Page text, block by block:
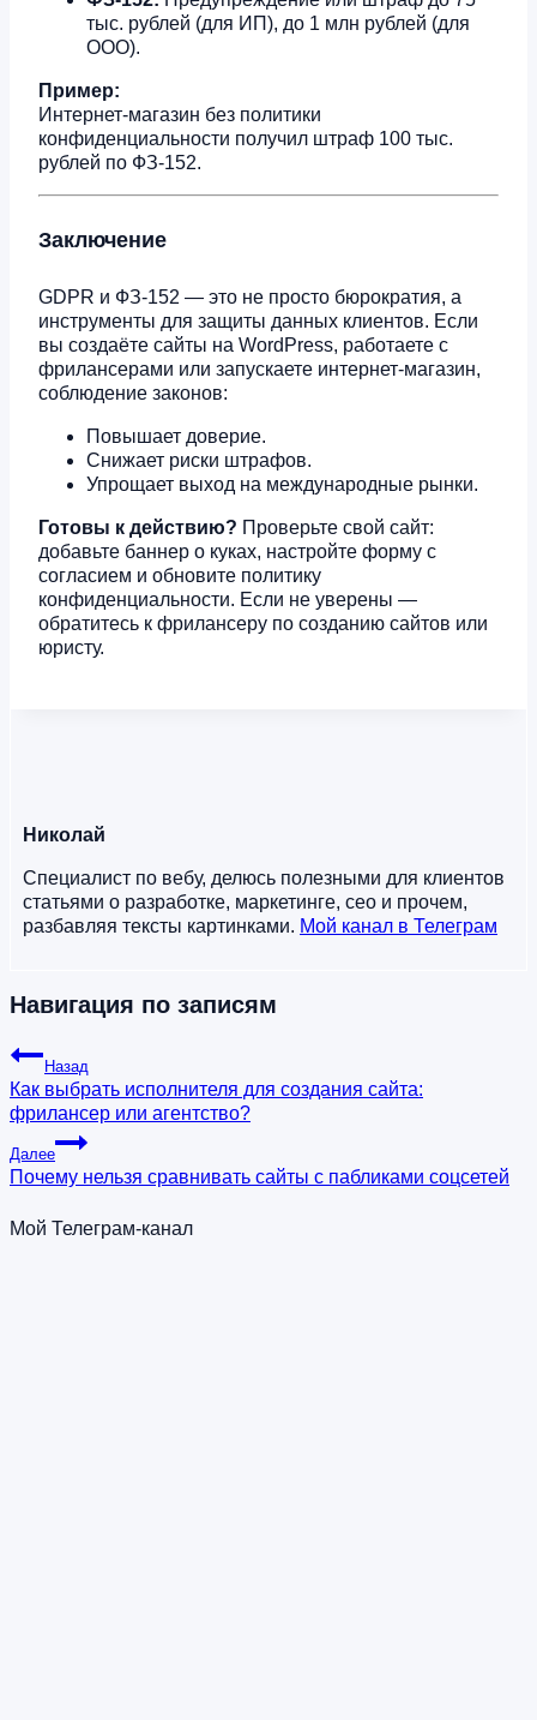
тыс. рублей (для ИП), до 1 млн рублей (для
ООО).
Пример:
Интернет-магазин без политики
конфиденциальности получил штраф 100 тыс.
рублей по ФЗ-152.
Заключение
GDPR и ФЗ-152 — это не просто бюрократия, а
инструменты для защиты данных клиентов. Если
вы создаёте сайты на WordPress, работаете с
фрилансерами или запускаете интернет-магазин,
соблюдение законов:
Повышает доверие.
Снижает риски штрафов.
Упрощает выход на международные рынки.
Готовы к действию? Проверьте свой сайт:
добавьте баннер о куках, настройте форму с
согласием и обновите политику
конфиденциальности. Если не уверены —
обратитесь к фрилансеру по созданию сайтов или
юристу.
Николай
Специалист по вебу, делюсь полезными для клиентов
статьями о разработке, маркетинге, сео и прочем,
разбавляя тексты картинками. Мой канал в Телеграм
Навигация по записям
Назад
Как выбрать исполнителя для создания сайта:
фрилансер или агентство?
Далее
Почему нельзя сравнивать сайты с пабликами соцсетей
Мой Телеграм-канал